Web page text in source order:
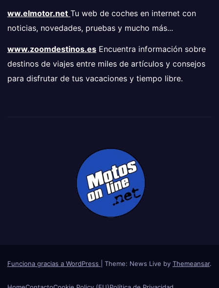
ww.elmotor.net Tu web de coches en internet con
noticias, novedades, pruebas y mucho más...
www.zoomdestinos.es Encuentra información sobre
destinos de viajes entre miles de artículos y consejos
para disfrutar de tus vacaciones y tiempo libre.
Funciona gracias a WordPress Theme: News Live by Themeansar.